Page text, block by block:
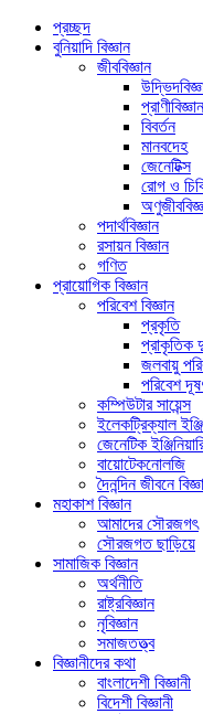
প্রচ্ছদ
বুনিয়াদি বিজ্ঞান
জীববিজ্ঞান
প্রাণীবিজ্ঞান
বিবর্তন
মানবদেহ
জেনেটিক্স
রোগ ও
পদার্থবিজ্ঞান
রসায়ন বিজ্ঞান
গণিত
প্রায়োগিক বিজ্ঞান
পরিবেশ বিজ্ঞান
প্রকৃতি
প্রাকৃতিক
জলবায়ু
পরিবেশ
কম্পিউটার সায়েন্স
ইলেকট্রিক্যাল
জেনেটিক
বায়োটেকনোলজি
দৈনন্দিন জীবনে
মহাকাশ বিজ্ঞান
আমাদের সৌরজগৎ
সৌরজগত ছাড়িয়ে
সামাজিক বিজ্ঞান
অর্থনীতি
রাষ্ট্রবিজ্ঞান
নৃবিজ্ঞান
সমাজতত্ত্ব
বিজ্ঞানীদের কথা
বাংলাদেশী বিজ্ঞানী
বিদেশী বিজ্ঞানী